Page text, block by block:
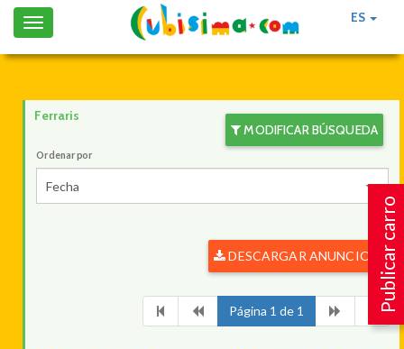
ES
Toggle
navigation
Publicar carro
Ferraris
MODIFICAR BÚSQUEDA
Ordenar por
Fecha
DESCARGAR ANUNCIOS
Página 1 de 1